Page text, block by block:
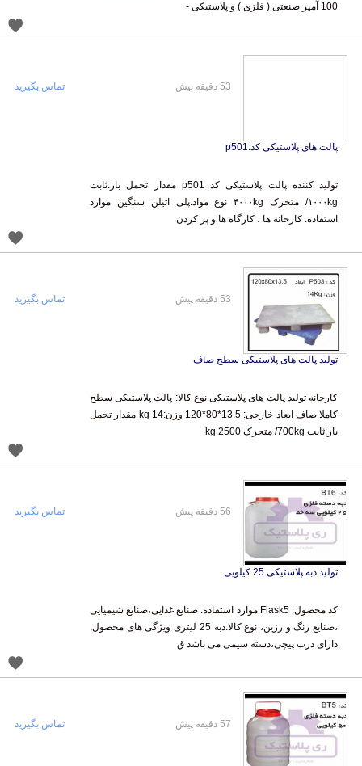
100 آمپر صنعتی ( فلزی ) و پلاستیکی -
پالت های پلاستیکی کد:p501
تولید کننده پالت پلاستیکی کد p501 مقدار تحمل بار:ثابت
۱۰۰۰kg/ متحرک ۴۰۰۰kg نوع مواد:پلی اتیلن سنگین موارد
استفاده: کارخانه ها ، کارگاه ها و پر کردن
53 دقیقه پیش تماس بگیرید
تولید پالت های پلاستیکی سطح صاف
کارخانه تولید پالت های پلاستیکی نوع کالا: پالت پلاستیکی سطح
کاملا صاف ابعاد خارجی: 13.5*80*120 وزن:14 kg مقدار تحمل
بار:ثابت 700kg/ متحرک kg 2500
53 دقیقه پیش تماس بگیرید
تولید دبه پلاستیکی 25 کیلویی
کد محصول: Flask5 موارد استفاده: صنایع غذایی،صنایع شیمیایی
،صنایع رنگ و رزین، نوع کالا:دبه 25 لیتری ویژگی های محصول:
دارای درب پیچی،دسته سیمی می باشد ق
56 دقیقه پیش تماس بگیرید
57 دقیقه پیش تماس بگیرید